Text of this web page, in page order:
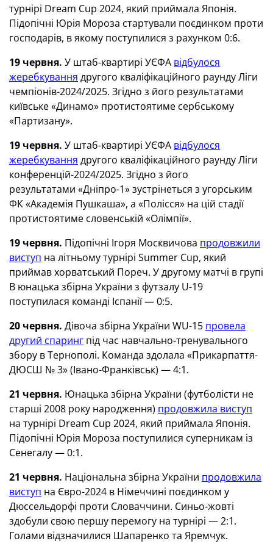
турнірі Dream Cup 2024, який приймала Японія.
Підопічні Юрія Мороза стартували поєдинком проти
господарів, в якому поступилися з рахунком 0:6.
19 червня. У штаб-квартирі УЄФА відбулося
жеребкування другого кваліфікаційного раунду Ліги
чемпіонів-2024/2025. Згідно з його результатами
київське «Динамо» протистоятиме сербському
«Партизану».
19 червня. У штаб-квартирі УЄФА відбулося
жеребкування другого кваліфікаційного раунду Ліги
конференцій-2024/2025. Згідно з його
результатами «Дніпро-1» зустрінеться з угорським
ФК «Академія Пушкаша», а «Полісся» на цій стадії
протистоятиме словенській «Олімпії».
19 червня. Підопічні Ігоря Москвичова продовжили
виступ на літньому турнірі Summer Cup, який
приймав хорватський Пореч. У другому матчі в групі
В юнацька збірна України з футзалу U-19
поступилася команді Іспанії — 0:5.
20 червня. Дівоча збірна України WU-15 провела
другий спаринг під час навчально-тренувального
збору в Тернополі. Команда здолала «Прикарпаття-
ДЮСШ № 3» (Івано-Франківськ) — 4:1.
21 червня. Юнацька збірна України (футболісти не
старші 2008 року народження) продовжила виступ
на турнірі Dream Cup 2024, який приймала Японія.
Підопічні Юрія Мороза поступилися суперникам із
Сенегалу — 0:1.
21 червня. Національна збірна України продовжила
виступ на Євро-2024 в Німеччині поєдинком у
Дюссельдорфі проти Словаччини. Синьо-жовті
здобули свою першу перемогу на турнірі — 2:1.
Голами відзначилися Шапаренко та Яремчук.